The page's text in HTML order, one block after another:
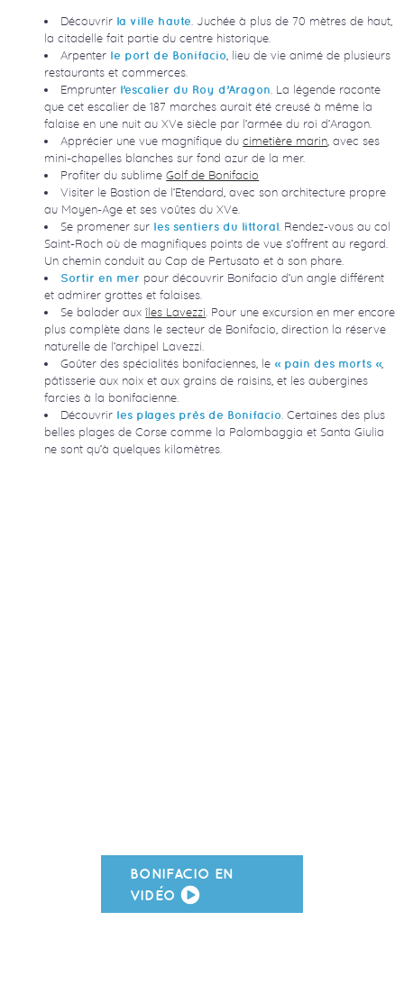
Découvrir la ville haute . Juchée à plus de 70 mètres de haut,
la citadelle fait partie du centre historique.
Arpenter le port de Bonifacio , lieu de vie animé de plusieurs
restaurants et commerces.
Emprunter l’escalier du Roy d’Aragon . La légende raconte
que cet escalier de 187 marches aurait été creusé à même la
falaise en une nuit au XVe siècle par l’armée du roi d’Aragon.
Apprécier une vue magnifique ducimetière marin , avec ses
mini-chapelles blanches sur fond azur de la mer.
Profiter du sublimeGolf de Bonifacio
Visiter le Bastion de l’Etendard, avec son architecture propre
au Moyen-Age et ses voûtes du XVe.
Se promener sur les sentiers du littoral . Rendez-vous au col
Saint-Roch où de magnifiques points de vue s’offrent au regard.
Un chemin conduit au Cap de Pertusato et à son phare.
Sortir en mer pour découvrir Bonifacio d’un angle différent
et admirer grottes et falaises.
Se balader auxîles Lavezzi . Pour une excursion en mer encore
plus complète dans le secteur de Bonifacio, direction la réserve
naturelle de l’archipel Lavezzi.
Goûter des spécialités bonifaciennes, le« pain des morts »
pâtisserie aux noix et aux grains de raisins, et les aubergines
farcies à la bonifacienne.
Découvrir les plages près de Bonifacio . Certaines des plus
belles plages de Corse comme la Palombaggia et Santa Giulia
ne sont qu’à quelques kilomètres.
BONIFACIO EN
VIDÉO